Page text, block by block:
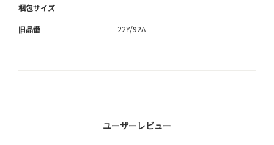
梱包サイズ -
旧品番 22Y/92A
ユーザーレビュー